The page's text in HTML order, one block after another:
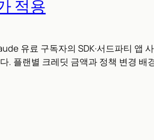
적용
유료 구독자의 SDK·서드파티 앱
. 플랜별 크레딧 금액과 정책 변경 배